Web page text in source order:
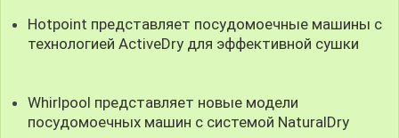
Hotpoint представляет посудомоечные машины с
технологией ActiveDry для эффективной сушки
Whirlpool представляет новые модели
посудомоечных машин с системой NaturalDry